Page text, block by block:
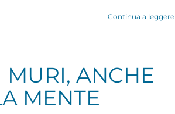
Continua a leggere
MURI, ANCHE
MENTE